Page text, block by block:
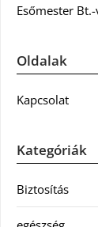
Esőmester
Oldalak
Kapcsolat
Kategóriák
Biztosítás